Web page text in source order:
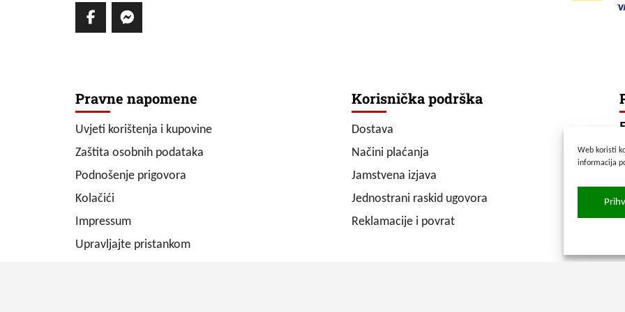
Web koristi
informacija
Pravne napomene
Uvjeti korištenja i kupovine
Zaštita osobnih podataka
Podnošenje prigovora
Kolačići
Impressum
Upravljajte pristankom
Korisnička podrška
Dostava
Načini plaćanja
Jamstvena izjava
Jednostrani raskid ugovora
Reklamacije i povrat